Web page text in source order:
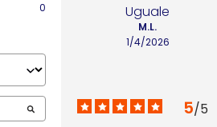
0
Uguale
1/4/2026
M.L.
5/5